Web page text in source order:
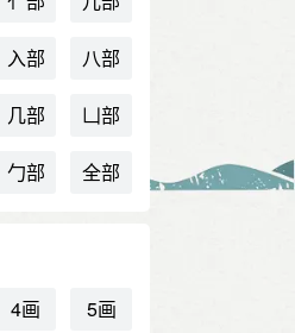
入部 八部
几部 凵部
勹部 全部
4画 5画